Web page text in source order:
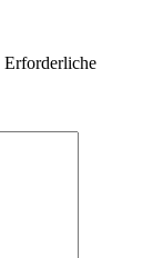
Erforderliche